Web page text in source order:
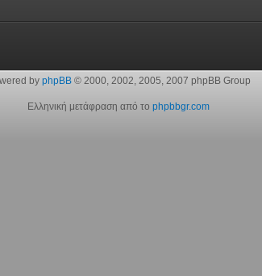
by phpBB© 2000, 2002, 2005, 2007 phpBB Group
Ελληνική μετάφραση από το phpbbgr.com